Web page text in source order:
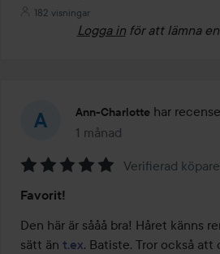
182 visningar
Logga in för att lämna
Ann-Charlotte har
1 månad
Inlägget skapades 1 månad
5
av
5
Verifierad köpare
Favorit!
Den här är sååå bra! Håret känns
sätt än t.ex. Batiste. Tror också att